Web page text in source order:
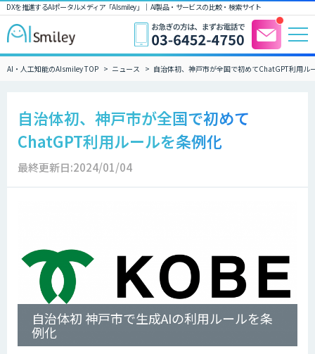
DXを推進するAIポータルメディア「AIsmiley」｜ AI製品・サービスの比較・検索サイト
AI・人工知能のAIsmiley TOP ニュース 自治体初、神戸市が全国で初めてChatGPT利用ル
自治体初、神戸市が全国で初めて
ChatGPT利用ルールを条例化
最終更新日:2024/01/04
自治体初 神戸市で生成AIの利用ルールを条
例化